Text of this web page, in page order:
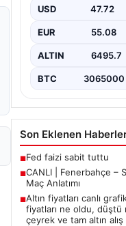
USD 47.72
EUR 55.08
ALTIN 6495.7
BTC 3065000
Son Eklenen
■Fed faizi sabit tuttu
■CANLI | Fenerbahçe –
Maç Anlatımı
■Altın fiyatları canlı
fiyatları ne oldu, düştü
çeyrek ve tam altın alış